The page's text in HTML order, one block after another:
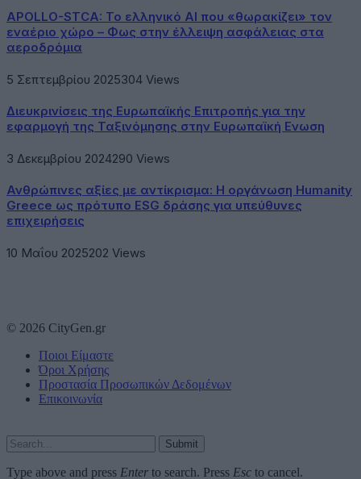
APOLLO-STCA: Το ελληνικό AI που «θωρακίζει» τον
εναέριο χώρο – Φως στην έλλειψη ασφάλειας στα
αεροδρόμια
5 Σεπτεμβρίου 2025304 Views
Διευκρινίσεις της Ευρωπαϊκής Επιτροπής για την
εφαρμογή της Ταξινόμησης στην Ευρωπαϊκή Ενωση
3 Δεκεμβρίου 2024290 Views
Ανθρώπινες αξίες με αντίκρισμα: Η οργάνωση Humanity
Greece ως πρότυπο ESG δράσης για υπεύθυνες
επιχειρήσεις
10 Μαΐου 2025202 Views
© 2026 CityGen.gr
Ποιοι Είμαστε
Όροι Χρήσης
Προστασία Προσωπικών Δεδομένων
Επικοινωνία
Submit
Type above and press Enter to search. Press Esc to cancel.